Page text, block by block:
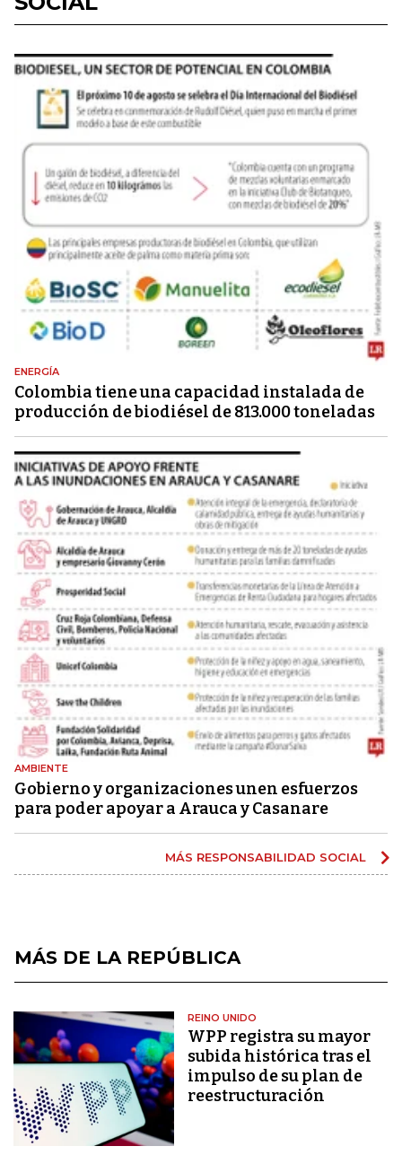
ENERGÍA
Colombia tiene una capacidad instalada de
producción de biodiésel de 813.000 toneladas
AMBIENTE
Gobierno y organizaciones unen esfuerzos
para poder apoyar a Arauca y Casanare
MÁS RESPONSABILIDAD SOCIAL
MÁS DE LA REPÚBLICA
REINO UNIDO
WPP registra su mayor
subida histórica tras el
impulso de su plan de
reestructuración